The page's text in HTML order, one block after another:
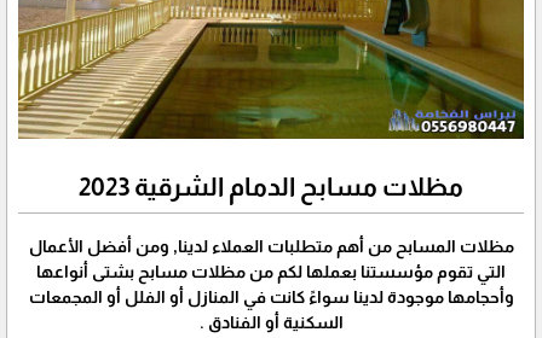
مظلات مسابح الدمام الشرقية 2023
مظلات المسابح من أهم متطلبات العملاء لدينا, ومن أفضل الأعمال
التي تقوم مؤسستنا بعملها لكم من مظلات مسابح بشتى أنواعها
وأحجامها موجودة لدينا سواءً كانت في المنازل أو الفلل أو المجمعات
السكنية أو الفنادق .